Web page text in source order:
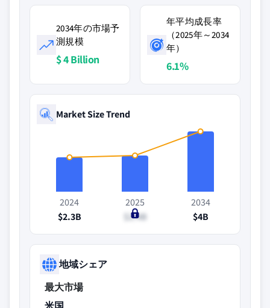
2034年の市場予
測規模
$ 4 Billion
年平均成長率
（2025年～2034
年）
6.1%
Market Size Trend
2024
$2.3B
2025
$2.4B
2034
$4B
地域シェア
最大市場